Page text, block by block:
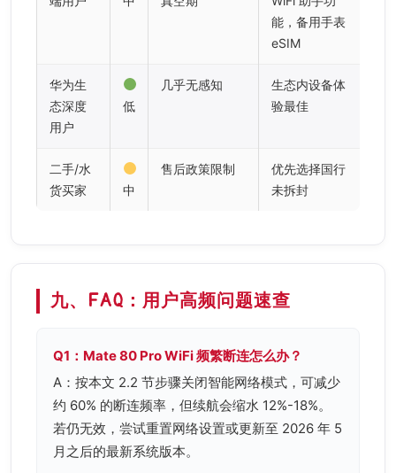
能，备用手表
eSIM
华为生
态深度
用户
低
几乎无感知
生态内设备体
验最佳
二手/水
货买家
中
售后政策限制
优先选择国行
未拆封
九、FAQ：用户高频问题速查
Q1：Mate 80 Pro WiFi 频繁断连怎么办？
A：按本文 2.2 节步骤关闭智能网络模式，可减少
约 60% 的断连频率，但续航会缩水 12%-18%。
若仍无效，尝试重置网络设置或更新至 2026 年 5
月之后的最新系统版本。